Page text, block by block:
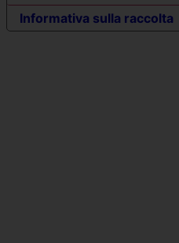
Informativa sulla raccolta